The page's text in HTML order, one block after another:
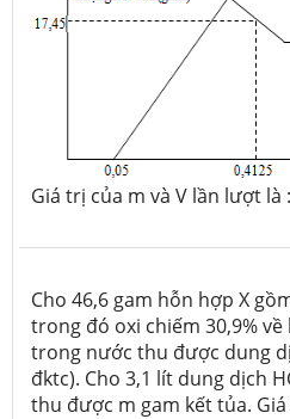
Giá trị của m và V lần lượt là :
Cho 46,6 gam hỗn hợp X
trong đó oxi chiếm 30,9%
trong nước thu được dung
đktc). Cho 3,1 lít dung dịch
thu được m gam kết tủa.